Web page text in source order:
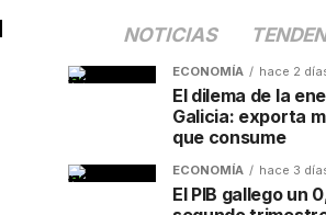
NOTICIAS
ECONOMÍA hace 2
El dilema de la
Galicia: exporta
que consume
ECONOMÍA hace 3
El PIB gallego un